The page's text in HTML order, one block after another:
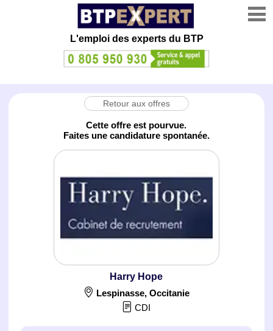
L'emploi des experts du BTP
Retour aux offres
Cette offre est pourvue.
Faites une candidature spontanée.
Harry Hope
Lespinasse, Occitanie
CDI